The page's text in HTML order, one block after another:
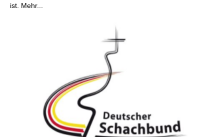
ist. Mehr...